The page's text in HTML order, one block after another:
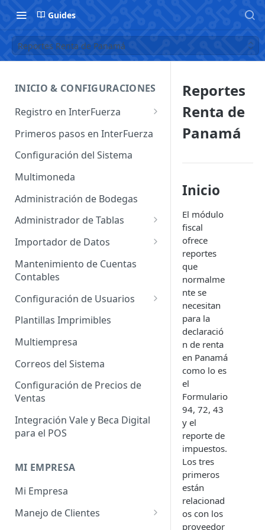
Guides
Reportes Renta de Panamá
INICIO & CONFIGURACIONES
Registro en InterFuerza
Iniciar Sesión en InterFuerza
Recuperar Contraseña
Cómo pagar en línea sus
Primeros pasos en InterFuerza
Configuración del Sistema
Multimoneda
Administración de Bodegas
Administrador de Tablas
Administrador de Tablas de
Clientes
Administrador de Tablas para
Administrador de Tablas para
CRM
Administrador de Tablas para
Impuestos
Inventario
Sistema
Administrador de Tablas de
Importador de Datos
Importador de Cuentas
Contables
Importador de Clientes
Importador de Proveedores
Importador de Productos
Importador de Activos Fijos
Importador de Lista de Precios
Importador de Ajuste de
Inventario
Importador de Prospectos
Cobrar
Importador de Cuentas por
Pagar
Mantenimiento de Cuentas
Contables
Configuración de Usuarios
Permisos de Usuarios
Usuarios Invitados
Perfil de Usuario
Cómo eliminar usuarios
Plantillas Imprimibles
Multiempresa
Correos del Sistema
Configuración de Precios de
Ventas
Integración Vale y Beca Digital
para el POS
MI EMPRESA
Mi Empresa
Manejo de Clientes
Reportes
Renta de
Panamá
Inicio
El módulo
fiscal
ofrece
reportes
que
normalme
nte se
necesitan
para la
declaració
n de renta
en Panamá
como lo es
el
Formulario
94, 72, 43
y el
reporte de
impuestos.
Los tres
primeros
están
relacionad
os con los
proveedor